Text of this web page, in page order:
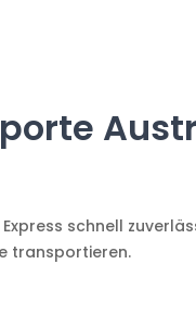
schnell
transportieren.